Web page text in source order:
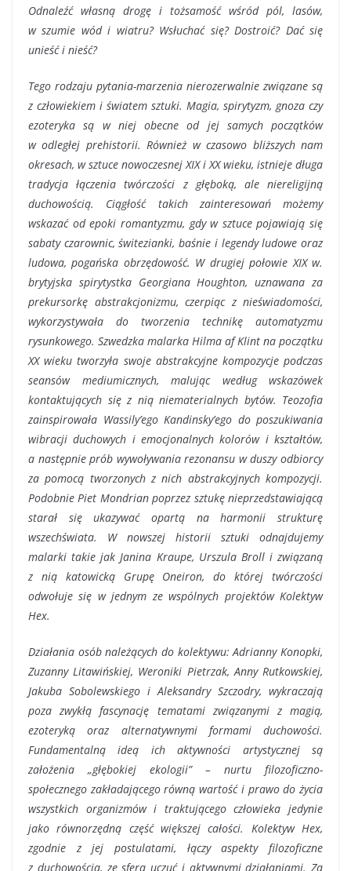
Odnaleźć własną drogę i tożsamość wśród pól, lasów,
w szumie wód i wiatru? Wsłuchać się? Dostroić? Dać się
unieść i nieść?
Tego rodzaju pytania-marzenia nierozerwalnie związane są
z człowiekiem i światem sztuki. Magia, spirytyzm, gnoza czy
ezoteryka są w niej obecne od jej samych początków
w odległej prehistorii. Również w czasowo bliższych nam
okresach, w sztuce nowoczesnej XIX i XX wieku, istnieje długa
tradycja łączenia twórczości z głęboką, ale niereligijną
duchowością. Ciągłość takich zainteresowań możemy
wskazać od epoki romantyzmu, gdy w sztuce pojawiają się
sabaty czarownic, świtezianki, baśnie i legendy ludowe oraz
ludowa, pogańska obrzędowość. W drugiej połowie XIX w.
brytyjska spirytystka Georgiana Houghton, uznawana za
prekursorkę abstrakcjonizmu, czerpiąc z nieświadomości,
wykorzystywała do tworzenia technikę automatyzmu
rysunkowego. Szwedzka malarka Hilma af Klint na początku
XX wieku tworzyła swoje abstrakcyjne kompozycje podczas
seansów mediumicznych, malując według wskazówek
kontaktujących się z nią niematerialnych bytów. Teozofia
zainspirowała Wassily’ego Kandinsky’ego do poszukiwania
wibracji duchowych i emocjonalnych kolorów i kształtów,
a następnie prób wywoływania rezonansu w duszy odbiorcy
za pomocą tworzonych z nich abstrakcyjnych kompozycji.
Podobnie Piet Mondrian poprzez sztukę nieprzedstawiającą
starał się ukazywać opartą na harmonii strukturę
wszechświata. W nowszej historii sztuki odnajdujemy
malarki takie jak Janina Kraupe, Urszula Broll i związaną
z nią katowicką Grupę Oneiron, do której twórczości
odwołuje się w jednym ze wspólnych projektów Kolektyw
Hex.
Działania osób należących do kolektywu: Adrianny Konopki,
Zuzanny Litawińskiej, Weroniki Pietrzak, Anny Rutkowskiej,
Jakuba Sobolewskiego i Aleksandry Szczodry, wykraczają
poza zwykłą fascynację tematami związanymi z magią,
ezoteryką oraz alternatywnymi formami duchowości.
Fundamentalną ideą ich aktywności artystycznej są
założenia „głębokiej ekologii” – nurtu filozoficzno-
społecznego zakładającego równą wartość i prawo do życia
wszystkich organizmów i traktującego człowieka jedynie
jako równorzędną część większej całości. Kolektyw Hex,
zgodnie z jej postulatami, łączy aspekty filozoficzne
z duchowością, ze sferą uczuć i aktywnymi działaniami. Za